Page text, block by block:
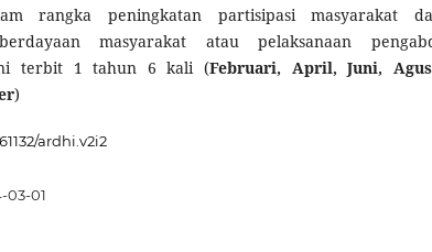
rangka peningkatan partisipasi masyarakat
masyarakat atau pelaksanaan
terbit 1 tahun 6 kali (Februari, April, Juni,
)
ardhi.v2i2
03-01